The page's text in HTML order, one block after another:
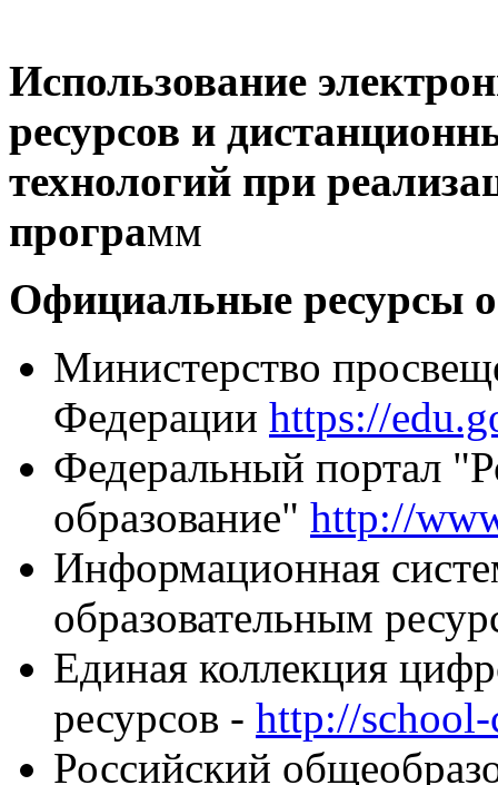
Использование
ресурсов и
технологий при
программ
Официальные ресурсы
Министерство
Федерации https://
Федеральный портал
образование" http://
Информационная
образовательным
Единая коллекция
ресурсов - http://
Российский